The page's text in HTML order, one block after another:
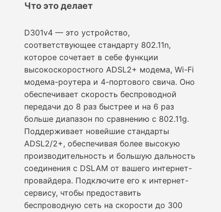
Что это делает
D301v4 — это устройство,
соответствующее стандарту 802.11n,
которое сочетает в себе функции
высокоскоростного ADSL2+ модема, Wi-Fi
модема-роутера и 4-портового свича. Оно
обеспечивает скорость беспроводной
передачи до 8 раз быстрее и на 6 раз
больше диапазон по сравнению с 802.11g.
Поддерживает новейшие стандарты
ADSL2/2+, обеспечивая более высокую
производительность и большую дальность
соединения с DSLAM от вашего интернет-
провайдера. Подключите его к интернет-
сервису, чтобы предоставить
беспроводную сеть на скорости до 300